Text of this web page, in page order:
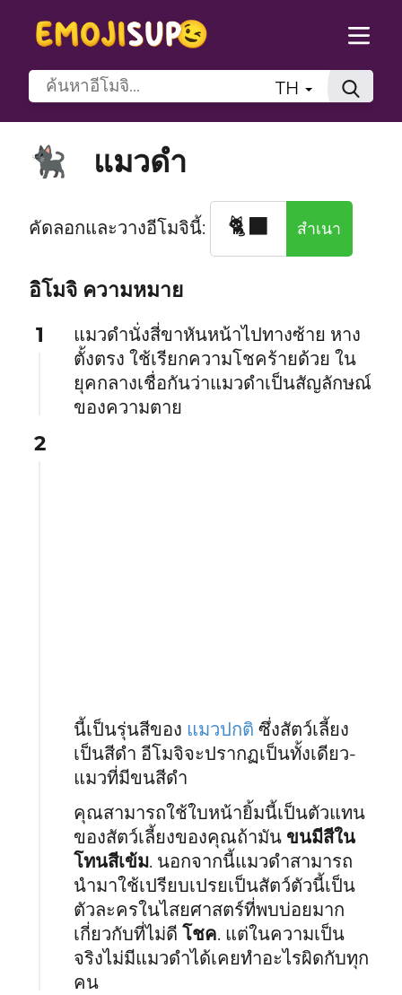
TH
🐈‍⬛ แมวดำ
คัดลอกและวางอีโมจินี้: 🐈‍⬛ สำเนา
อิโมจิ ความหมาย
1
แมวดำนั่งสี่ขาหันหน้าไปทางซ้าย หาง
ตั้งตรง ใช้เรียกความโชคร้ายด้วย ใน
ยุคกลางเชื่อกันว่าแมวดำเป็นสัญลักษณ์
ของความตาย
2
นี้เป็นรุ่นสีของ แมวปกติ ซึ่งสัตว์เลี้ยง
เป็นสีดำ อีโมจิจะปรากฏเป็นทั้งเดียว-
แมวที่มีขนสีดำ
คุณสามารถใช้ใบหน้ายิ้มนี้เป็นตัวแทน
ของสัตว์เลี้ยงของคุณถ้ามัน ขนมีสีใน
โทนสีเข้ม. นอกจากนี้แมวดำสามารถ
นำมาใช้เปรียบเปรยเป็นสัตว์ตัวนี้เป็น
ตัวละครในไสยศาสตร์ที่พบบ่อยมาก
เกี่ยวกับที่ไม่ดีโชค. แต่ในความเป็น
จริงไม่มีแมวดำได้เคยทำอะไรผิดกับทุก
คน